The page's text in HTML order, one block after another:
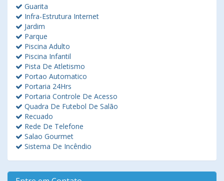
Guarita
Infra-Estrutura Internet
Jardim
Parque
Piscina Adulto
Piscina Infantil
Pista De Atletismo
Portao Automatico
Portaria 24Hrs
Portaria Controle De Acesso
Quadra De Futebol De Salão
Recuado
Rede De Telefone
Salao Gourmet
Sistema De Incêndio